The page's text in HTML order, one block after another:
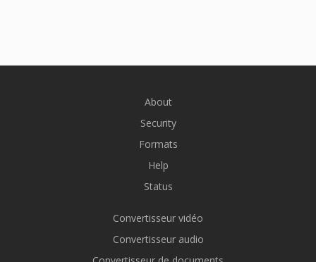
About
Security
Formats
Help
Status
Convertisseur vidéo
Convertisseur audio